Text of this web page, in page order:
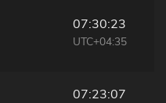
07:30:23
UTC+04:35
07:23:07